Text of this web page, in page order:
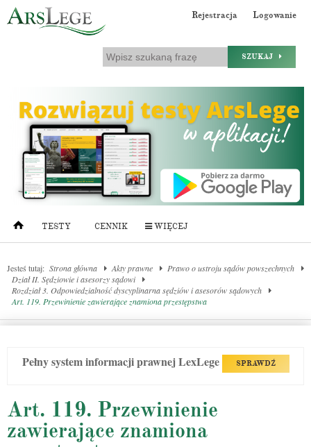
Rejestracja Logowanie
SZUKAJ
TESTY CENNIK WIĘCEJ
Jesteś tutaj: Strona główna Akty prawne
Prawo o ustroju sądów powszechnych
Dział II. Sędziowie i asesorzy sądowi
Rozdział 3. Odpowiedzialność dyscyplinarna sędziów i asesorów sądowych
Art. 119. Przewinienie zawierające znamiona przestępstwa
Pełny system informacji prawnej LexLege SPRAWDŹ
Art. 119. Przewinienie
zawierające znamiona